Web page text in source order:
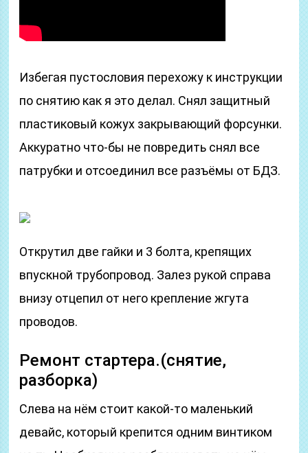
Избегая пустословия перехожу к инструкции
по снятию как я это делал. Снял защитный
пластиковый кожух закрывающий форсунки.
Аккуратно что-бы не повредить снял все
патрубки и отсоединил все разъёмы от БДЗ.
Открутил две гайки и 3 болта, крепящих
впускной трубопровод. Залез рукой справа
внизу отцепил от него крепление жгута
проводов.
Ремонт стартера.(снятие,
разборка)
Слева на нём стоит какой-то маленький
девайс, который крепится одним винтиком